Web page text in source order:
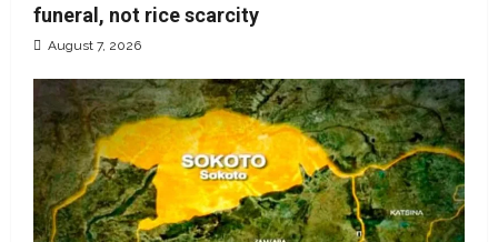
funeral, not rice scarcity
August 7, 2026